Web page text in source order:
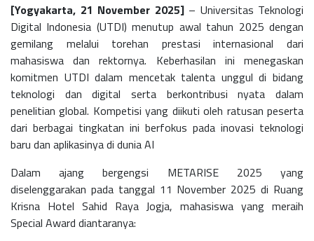
[Yogyakarta, 21 November 2025]– Universitas Teknologi
Digital Indonesia (UTDI) menutup awal tahun 2025 dengan
gemilang melalui torehan prestasi internasional dari
mahasiswa dan rektornya. Keberhasilan ini menegaskan
komitmen UTDI dalam mencetak talenta unggul di bidang
teknologi dan digital serta berkontribusi nyata dalam
penelitian global. Kompetisi yang diikuti oleh ratusan peserta
dari berbagai tingkatan ini berfokus pada inovasi teknologi
baru dan aplikasinya di dunia AI
Dalam ajang bergengsi METARISE 2025
yang
diselenggarakan pada tanggal 11 November 2025 di Ruang
Krisna Hotel Sahid Raya Jogja, mahasiswa yang meraih
Special Award diantaranya: